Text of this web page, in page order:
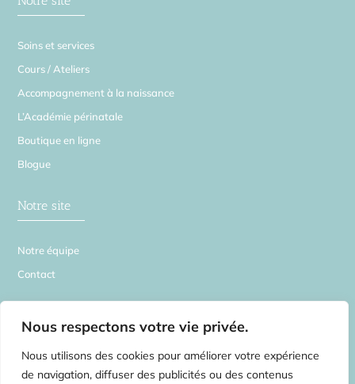
Nous respectons votre vie privée.
Nous utilisons des cookies pour améliorer votre expérience
de navigation, diffuser des publicités ou des contenus
Soins et services
Cours / Ateliers
Accompagnement à la naissance
L’Académie périnatale
Boutique en ligne
Blogue
Notre site
Notre équipe
Contact